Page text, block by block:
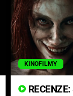
KINOFILMY